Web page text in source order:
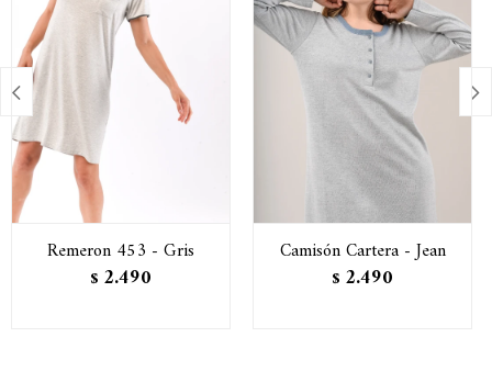
Remeron 453 - Gris
$ 2.490
Camisón Cartera - Jean
$ 2.490
 